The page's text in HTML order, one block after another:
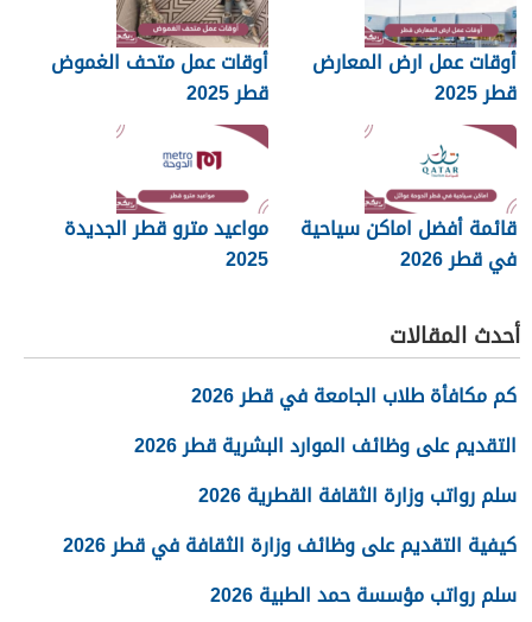
أوقات عمل ارض المعارض
قطر 2025
أوقات عمل متحف الغموض
قطر 2025
قائمة أفضل اماكن سياحية
في قطر 2026
مواعيد مترو قطر الجديدة
2025
أحدث المقالات
كم مكافأة طلاب الجامعة في قطر 2026
التقديم على وظائف الموارد البشرية قطر 2026
سلم رواتب وزارة الثقافة القطرية 2026
كيفية التقديم على وظائف وزارة الثقافة في قطر 2026
سلم رواتب مؤسسة حمد الطبية 2026